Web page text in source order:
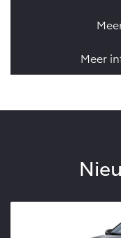
OOK ALS BATTERIJ-
Meer